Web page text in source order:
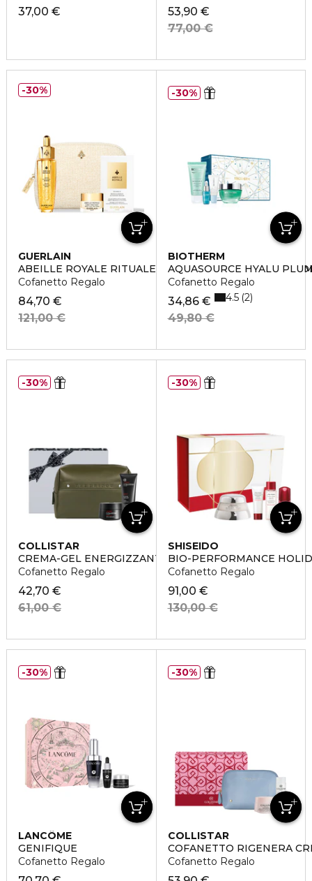
37,00 €
53,90 €
77,00 €
GUERLAIN
ABEILLE ROYALE RITUALE ANTI-ETÀ YOUTH WATERY
Cofanetto Regalo
84,70 €
121,00 €
30%
BIOTHERM
AQUASOURCE HYALU
Cofanetto Regalo
34,86 €
49,80 €
4.5 2
30%
COLLISTAR
CREMA-GEL ENERGIZZANTE ANTI-ETÀ
Cofanetto Regalo
42,70 €
61,00 €
30%
SHISEIDO
BIO-PERFORMANCE
Cofanetto Regalo
91,00 €
130,00 €
30%
LANCÔME
GENIFIQUE
Cofanetto Regalo
30%
COLLISTAR
COFANETTO RIGENERA
Cofanetto Regalo
30%